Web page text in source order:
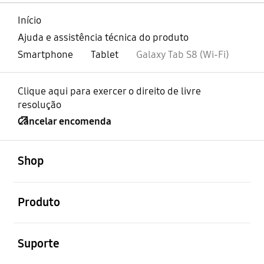
Início
Ajuda e assistência técnica do produto
Smartphone
Tablet Galaxy Tab S8 (Wi-Fi)
Clique aqui para exercer o direito de livre
resolução
Cancelar encomenda
Shop
Produto
Suporte